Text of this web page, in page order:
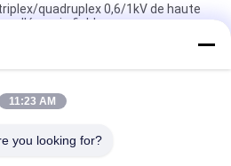
quadruplex 0,6/1kV de haute
d'énergie fiable
câble triphasé aérien groupé à 3
transmission aériennes
câble aérien à isolation Xlpe, câble
11:23 AM
you looking for?